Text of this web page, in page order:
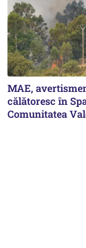
MAE,
călătoresc în
Comunitatea